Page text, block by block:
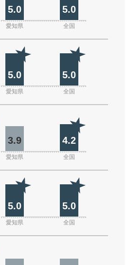
5.0 5.0
愛知県 全国
5.0 5.0
愛知県 全国
3.9 4.2
愛知県 全国
5.0 5.0
愛知県 全国